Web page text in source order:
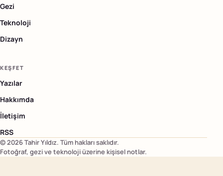
Gezi
Teknoloji
Dizayn
KEŞFET
Yazılar
Hakkımda
İletişim
RSS
© 2026Tahir Yıldız. Tüm hakları saklıdır.
Fotoğraf, gezi ve teknoloji üzerine kişisel notlar.